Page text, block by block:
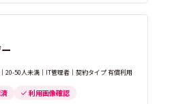
20-50人未満｜IT管理者｜契約タイプ 有償利用
利用画像確認